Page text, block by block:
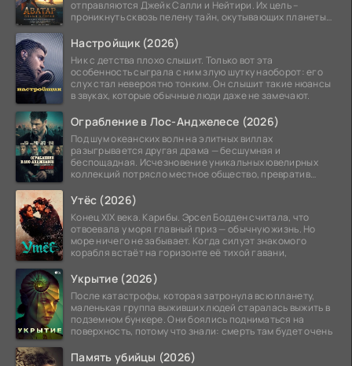
отправляются Джейк Салли и Нейтири. Их цель –
проникнуть сквозь пелену тайн, окутывающих планеты
Настройщик (2026)
Ник с детства плохо слышит. Только вот эта
особенность сыграла с ним злую шутку наоборот: его
слух стал невероятно тонким. Он слышит такие нюансы
в звуках, которые обычные люди даже не замечают.
Ограбление в Лос-Анджелесе (2026)
Под шум океанских волн на элитных виллах
разыгрывается другая драма — бесшумная и
беспощадная. Исчезновение уникальных ювелирных
коллекций потрясло местное общество, превратив
Утёс (2026)
Конец XIX века. Карибы. Эрсел Бодден считала, что
отвоевала у моря главный приз — обычную жизнь. Но
море ничего не забывает. Когда силуэт знакомого
корабля встаёт на горизонте её тихой гавани,
Укрытие (2026)
После катастрофы, которая затронула всю планету,
маленькая группа выживших людей старалась выжить в
подземном бункере. Они боялись подниматься на
поверхность, потому что знали: смерть там будет очень
Память убийцы (2026)